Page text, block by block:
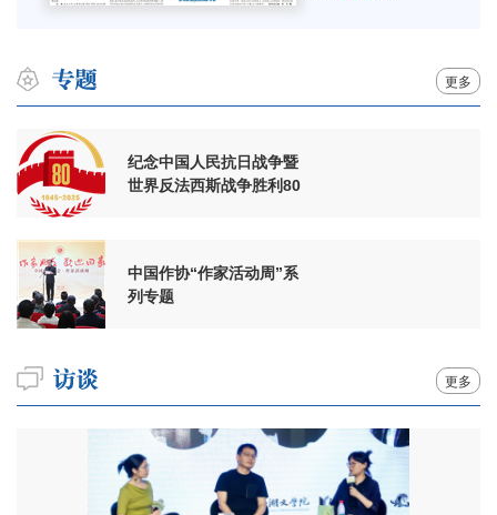
更多
纪念中国人民抗日战争暨
世界反法西斯战争胜利80
中国作协“作家活动周”系
列专题
更多